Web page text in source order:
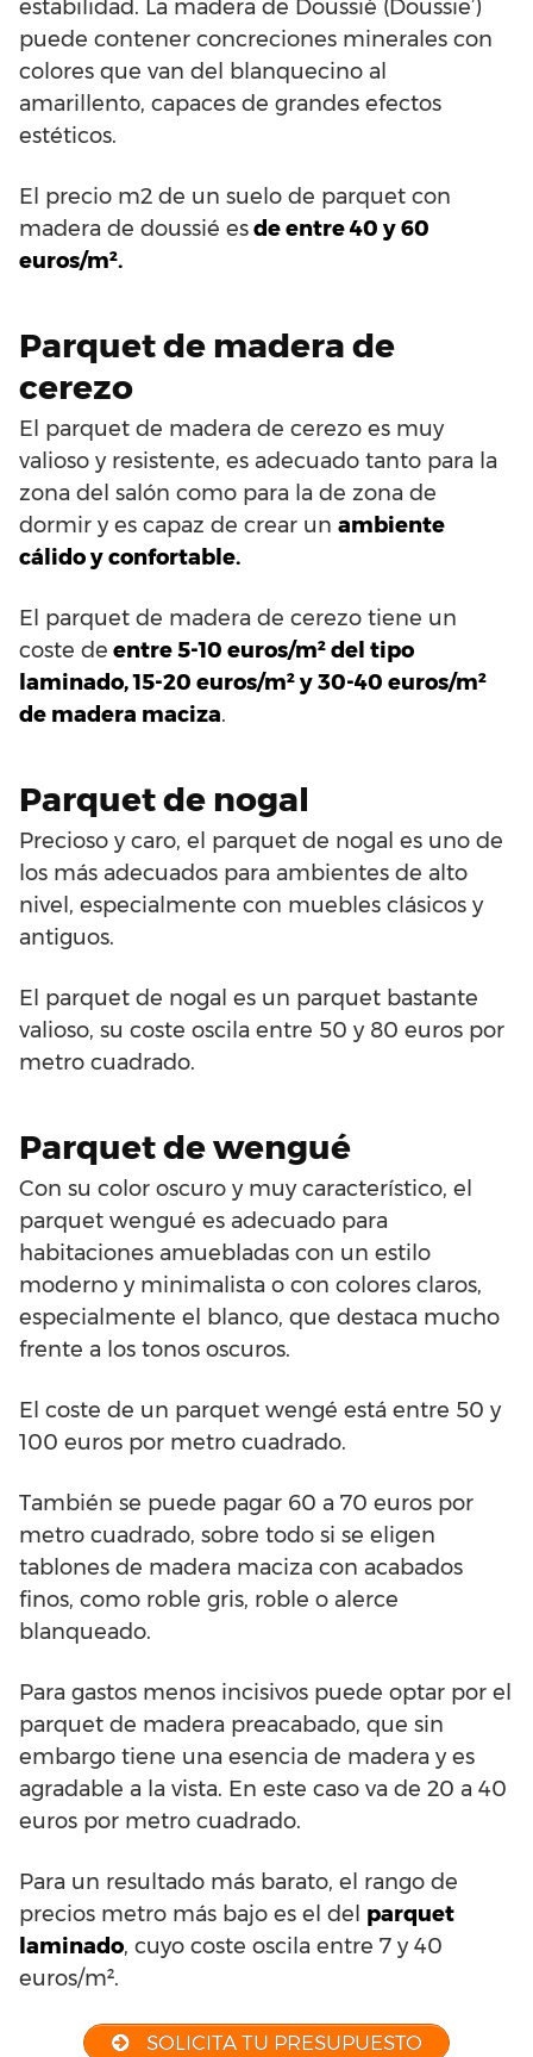
estabilidad. La madera de Doussiè (Doussie’)
puede contener concreciones minerales con
colores que van del blanquecino al
amarillento, capaces de grandes efectos
estéticos.
El precio m2 de un suelo de parquet con
madera de doussié esde entre 40 y 60
euros/m².
Parquet de madera de
cerezo
El parquet de madera de cerezo es muy
valioso y resistente, es adecuado tanto para la
zona del salón como para la de zona de
dormir y es capaz de crear un ambiente
cálido y confortable.
El parquet de madera de cerezo tiene un
coste de entre 5-10 euros/m² del tipo
laminado, 15-20 euros/m² y 30-40 euros/m²
de madera maciza.
Parquet de nogal
Precioso y caro, el parquet de nogal es uno de
los más adecuados para ambientes de alto
nivel, especialmente con muebles clásicos y
antiguos.
El parquet de nogal es un parquet bastante
valioso, su coste oscila entre 50 y 80 euros por
metro cuadrado.
Parquet de wengué
Con su color oscuro y muy característico, el
parquet wengué es adecuado para
habitaciones amuebladas con un estilo
moderno y minimalista o con colores claros,
especialmente el blanco, que destaca mucho
frente a los tonos oscuros.
El coste de un parquet wengé está entre 50 y
100 euros por metro cuadrado.
También se puede pagar 60 a 70 euros por
metro cuadrado, sobre todo si se eligen
tablones de madera maciza con acabados
finos, como roble gris, roble o alerce
blanqueado.
Para gastos menos incisivos puede optar por el
parquet de madera preacabado, que sin
embargo tiene una esencia de madera y es
agradable a la vista. En este caso va de 20 a 40
euros por metro cuadrado.
Para un resultado más barato, el rango de
precios metro más bajo es el del parquet
laminado, cuyo coste oscila entre 7 y 40
euros/m².
SOLICITA TU PRESUPUESTO